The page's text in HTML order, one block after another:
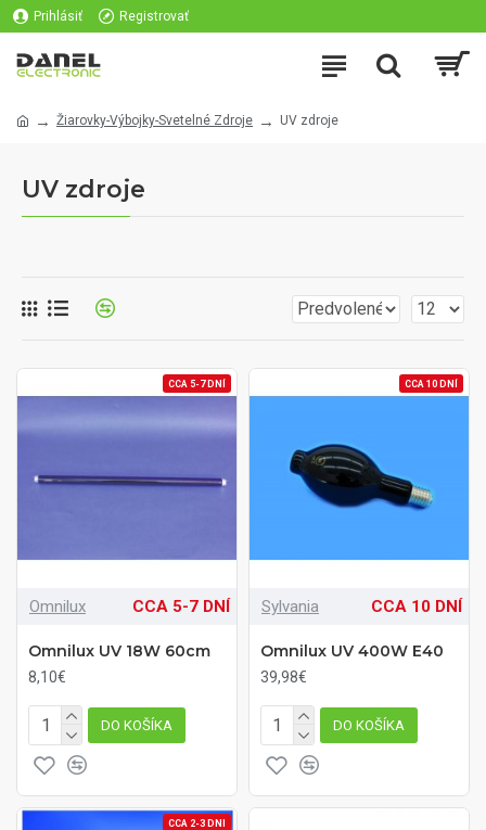
Prihlásiť Registrovať
Žiarovky-Výbojky-Svetelné Zdroje UV zdroje
UV zdroje
CCA 5-7 DNÍ
Omnilux CCA 5-7 DNÍ
Omnilux UV 18W 60cm
8,10€
DO KOŠÍKA
CCA 10 DNÍ
Sylvania CCA 10 DNÍ
Omnilux UV 400W E40
39,98€
DO KOŠÍKA
CCA 2-3 DNI